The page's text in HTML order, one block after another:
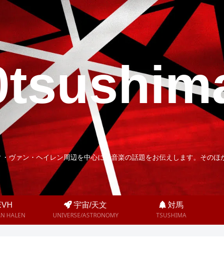
ヴァン・ヘイレン周辺を中心に、音楽の話題をお伝えします。その
HALEN
宇宙/天文
UNIVERSE/ASTRONOMY
対馬
TSUSHIMA